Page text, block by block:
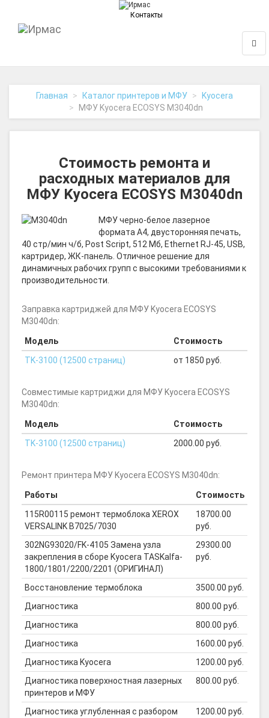
Контакты
Главная Каталог принтеров и МФУ
Kyocera
МФУ Kyocera ECOSYS M3040dn
Стоимость ремонта и
расходных материалов для
МФУ Kyocera ECOSYS M3040dn
МФУ черно-белое лазерное
формата A4, двусторонняя печать,
40 стр/мин ч/б, Post Script, 512 Мб, Ethernet RJ-45, USB,
картридер, ЖК-панель. Отличное решение для
динамичных рабочих групп с высокими требованиями к
производительности.
Заправка картриджей для МФУ Kyocera ECOSYS
M3040dn:
Модель
Стоимость
TK-3100 (12500 страниц)
от 1850 руб.
Совместимые картриджи для МФУ Kyocera ECOSYS
M3040dn:
Модель
Стоимость
TK-3100 (12500 страниц)
2000.00 руб.
Ремонт принтера МФУ Kyocera ECOSYS M3040dn:
Работы
Стоимость
115R00115 ремонт термоблока XEROX
VERSALINK B7025/7030
18700.00
руб.
302NG93020/FK-4105 Замена узла
закрепления в сборе Kyocera TASKalfa-
1800/1801/2200/2201 (ОРИГИНАЛ)
29300.00
руб.
Восстановление термоблока
3500.00 руб.
Диагностика
800.00 руб.
Диагностика
800.00 руб.
Диагностика
1600.00 руб.
Диагностика Kyocera
1200.00 руб.
Диагностика поверхностная лазерных
принтеров и МФУ
800.00 руб.
Диагностика углубленная с разбором
1200.00 руб.